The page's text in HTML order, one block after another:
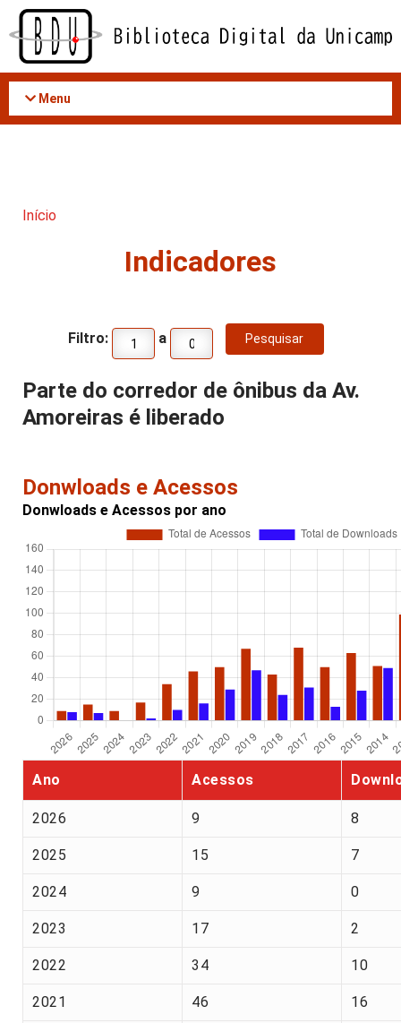
Acessar
conteúdo
Menu
Início
Indicadores
Filtro: a
Parte do corredor de ônibus da Av.
Amoreiras é liberado
Donwloads e Acessos
Donwloads e Acessos por ano
Ano Acessos
2026 9 8
2025 15 7
2024 9 0
2023 17 2
2022 34 10
2021 46 16